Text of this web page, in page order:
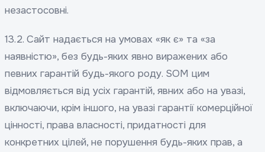
незастосовні.
13.2. Сайт надається на умовах «як є» та «за
наявністю», без будь-яких явно виражених або
певних гарантій будь-якого роду. SOM цим
відмовляється від усіх гарантій, явних або на увазі,
включаючи, крім іншого, на увазі гарантії комерційної
цінності, права власності, придатності для
конкретних цілей, не порушення будь-яких прав, а